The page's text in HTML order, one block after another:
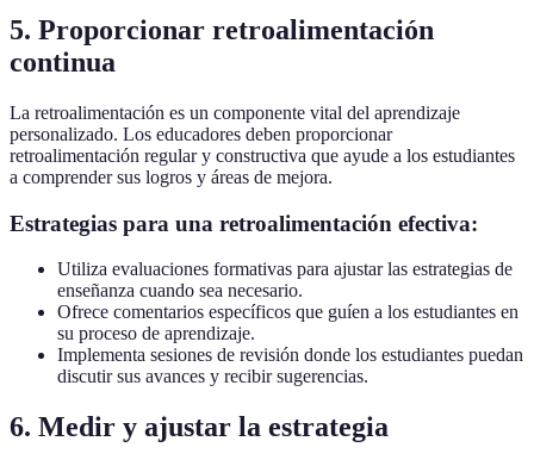
5. Proporcionar retroalimentación
continua
La retroalimentación es un componente vital del aprendizaje
personalizado. Los educadores deben proporcionar
retroalimentación regular y constructiva que ayude a los estudiantes
a comprender sus logros y áreas de mejora.
Estrategias para una retroalimentación efectiva:
Utiliza evaluaciones formativas para ajustar las estrategias de
enseñanza cuando sea necesario.
Ofrece comentarios específicos que guíen a los estudiantes en
su proceso de aprendizaje.
Implementa sesiones de revisión donde los estudiantes puedan
discutir sus avances y recibir sugerencias.
6. Medir y ajustar la estrategia